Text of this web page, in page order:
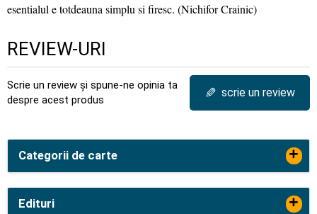
Categorii de carte +
Edituri +
esentialul e totdeauna simplu si firesc. (Nichifor Crainic)
REVIEW-URI
Scrie un review și spune-ne opinia ta
despre acest produs
✎ scrie un review